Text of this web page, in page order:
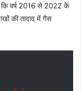
कि वर्ष 2016 से 2022 के
की तादाद में गैस